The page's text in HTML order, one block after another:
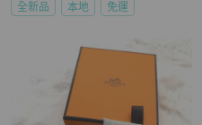
全新品 本地 免運